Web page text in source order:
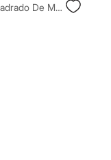
Óculos De Sol Unissex Quadrado De Metal Triton Dourado